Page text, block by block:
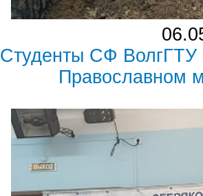
Студенты СФ ВолгГТУ
Православном